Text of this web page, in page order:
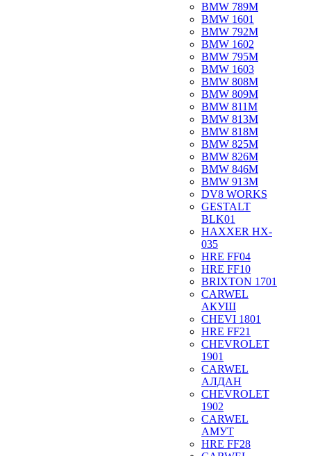
BMW 789M
BMW 1601
BMW 792M
BMW 1602
BMW 795M
BMW 1603
BMW 808M
BMW 809M
BMW 811M
BMW 813M
BMW 818M
BMW 825M
BMW 826M
BMW 846M
BMW 913M
DV8 WORKS
GESTALT
BLK01
HAXXER HX-
035
HRE FF04
HRE FF10
BRIXTON 1701
CARWEL
АКУШ
CHEVI 1801
HRE FF21
CHEVROLET
1901
CARWEL
АЛДАН
CHEVROLET
1902
CARWEL
АМУТ
HRE FF28